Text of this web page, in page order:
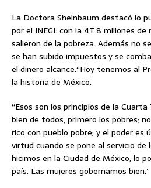
La Doctora Sheinbaum destacó lo
por el INEGI: con la 4T 8 millones
salieron de la pobreza. Además no
se han subido impuestos y se
el dinero alcance.“Hoy tenemos al
la historia de México.
“Esos son los principios de la
bien de todos, primero los pobres;
rico con pueblo pobre; y el poder es
virtud cuando se pone al servicio de
hicimos en la Ciudad de México, lo
país. Las mujeres gobernamos bien.”